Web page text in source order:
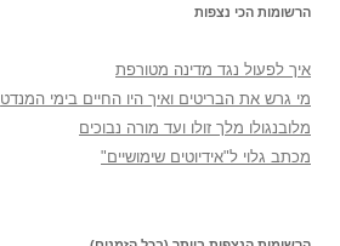
הרשומות הכי נצפות
איך לפעול נגד מדינה מטורפת
מי גרש את הבריטים ואיך היו החיים בימי המנדט
מלובנגולו מלך זולו ועד מורה נבוכים
מכתב גלוי ל"אידיוטים שימושיים"